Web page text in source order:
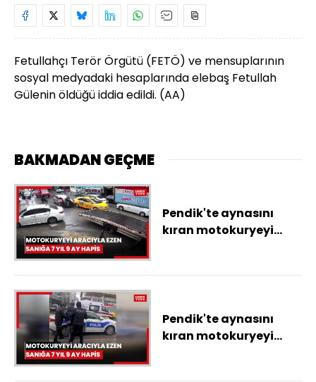
Fetullahçı Terör Örgütü (FETÖ) ve mensuplarının
sosyal medyadaki hesaplarında elebaş Fetullah
Gülenin öldüğü iddia edildi. (AA)
BAKMADAN GEÇME
Pendik'te aynasını
kıran motokuryeyi
Pendik'te aynasını
kıran motokuryeyi